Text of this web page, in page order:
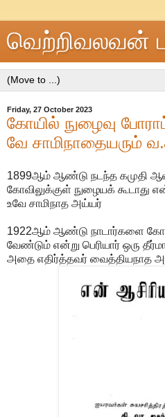
வெற்றிவலவன்
Friday, 27 October 2023
கோயில் நுழைவு
வே சாமிநாதையரும்
1899ஆம் ஆண்டு நடந்த கமுதி
கோவிலுக்குள் நுழையக் கூடாது
உவே சாமிநாத அய்யர்
1922ஆம் ஆண்டு நாடார்களை
வேண்டும் என்று பெரியார் ஒரு
அதை எதிர்த்தவர் வைத்தியநாத